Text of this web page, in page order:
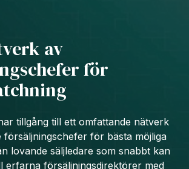
av
för
tillgång till ett omfattande nätverk
försäljningschefer för bästa möjliga
lovande säljledare som snabbt kan
erfarna försäljningsdirektörer med